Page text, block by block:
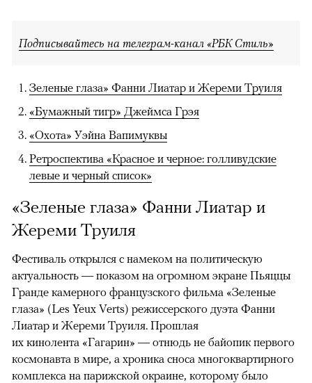
Подписывайтесь на телеграм-канал «РБК Стиль»
Зеленые глаза» Фанни Лиатар и Жереми Труиля
«Бумажный тигр» Джеймса Грэя
«Охота» Уэйна Вапимуквы
Ретроспектива «Красное и черное: голливудские
левые и черный список»
«Зеленые глаза» Фанни Лиатар и
Жереми Труиля
Фестиваль открылся с намеком на политическую
актуальность — показом на огромном экране Пьяццы
Гранде камерного французского фильма «Зеленые
глаза» (Les Yeux Verts) режиссерского дуэта Фанни
Лиатар и Жереми Труиля. Прошлая
их кинолента «Гагарин» — отнюдь не байопик первого
космонавта в мире, а хроника сноса многоквартирного
комплекса на парижской окраине, которому было